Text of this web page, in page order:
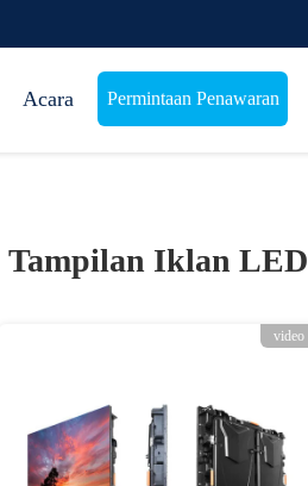
Acara Permintaan Penawaran
Tampilan Iklan LED
video